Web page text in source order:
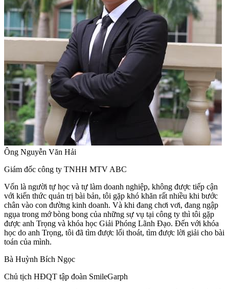
Ông Nguyễn Văn Hải
Giám đốc công ty TNHH MTV ABC
Vốn là người tự học và tự làm doanh nghiệp, không được tiếp cận
với kiến thức quản trị bài bản, tôi gặp khó khăn rất nhiều khi bước
chân vào con đường kinh doanh. Và khi đang chơi vơi, đang ngập
ngụa trong mớ bòng bong của những sự vụ tại công ty thì tôi gặp
được anh Trọng và khóa học Giải Phóng Lãnh Đạo. Đến với khóa
học do anh Trọng, tôi đã tìm được lối thoát, tìm được lời giải cho bài
toán của mình.
Bà Huỳnh Bích Ngọc
Chủ tịch HĐQT tập đoàn SmileGarph